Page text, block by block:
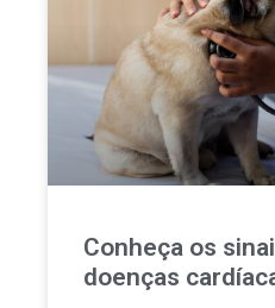
Conheça os
doenças